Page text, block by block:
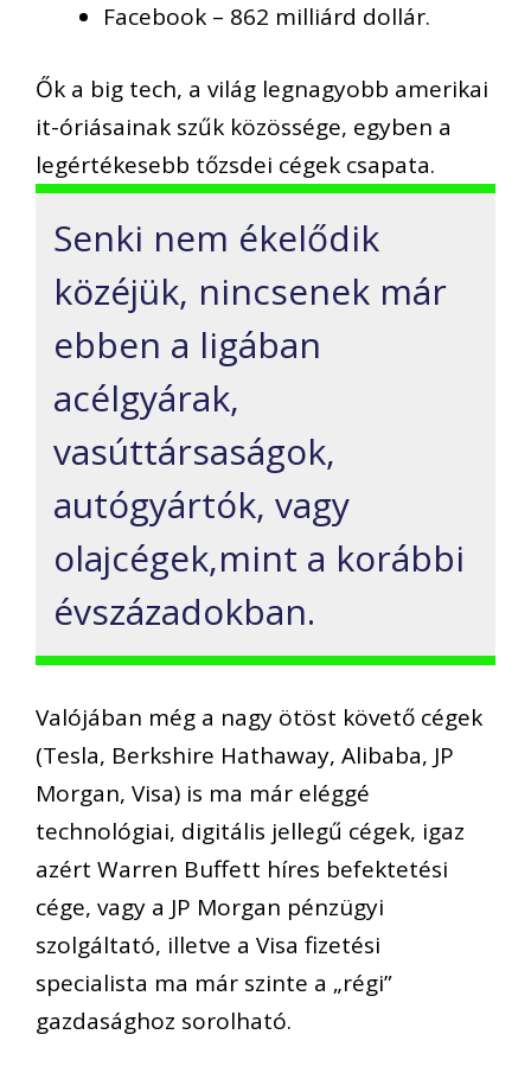
Facebook – 862 milliárd dollár.
Ők a big tech, a világ legnagyobb amerikai
it-óriásainak szűk közössége, egyben a
legértékesebb tőzsdei cégek csapata.
Senki nem ékelődik
közéjük, nincsenek már
ebben a ligában
acélgyárak,
vasúttársaságok,
autógyártók, vagy
olajcégek,mint a korábbi
évszázadokban.
Valójában még a nagy ötöst követő cégek
(Tesla, Berkshire Hathaway, Alibaba, JP
Morgan, Visa) is ma már eléggé
technológiai, digitális jellegű cégek, igaz
azért Warren Buffett híres befektetési
cége, vagy a JP Morgan pénzügyi
szolgáltató, illetve a Visa fizetési
specialista ma már szinte a „régi”
gazdasághoz sorolható.